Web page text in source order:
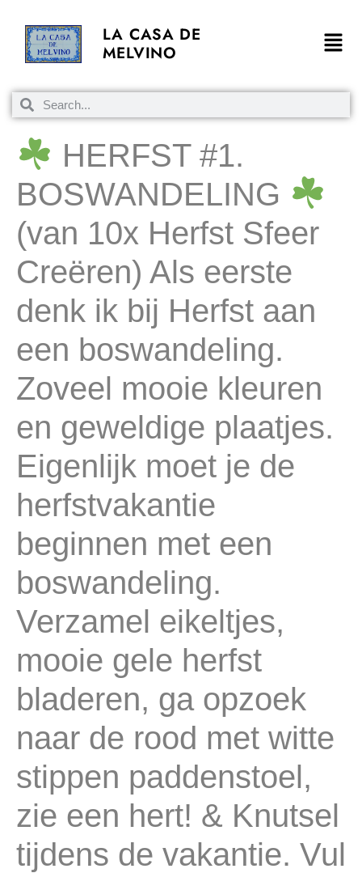
LA CASA DE
MELVINO
HERFST #1.
BOSWANDELING
(van 10x Herfst Sfeer
Creëren) Als eerste
denk ik bij Herfst aan
een boswandeling.
Zoveel mooie kleuren
en geweldige plaatjes.
Eigenlijk moet je de
herfstvakantie
beginnen met een
boswandeling.
Verzamel eikeltjes,
mooie gele herfst
bladeren, ga opzoek
naar de rood met witte
stippen paddenstoel,
zie een hert! & Knutsel
tijdens de vakantie. Vul